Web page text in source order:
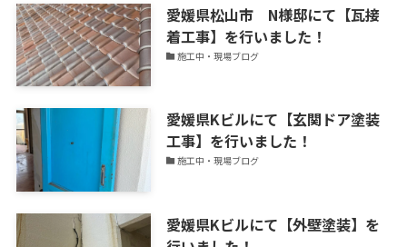
ト
ピ
ッ
ク
ス
を
更
新
中！
愛媛県松山市 N様邸にて【瓦接
着工事】を行いました！
施工中・現場ブログ
愛媛県Kビルにて【玄関ドア塗装
工事】を行いました！
施工中・現場ブログ
愛媛県Kビルにて【外壁塗装】を